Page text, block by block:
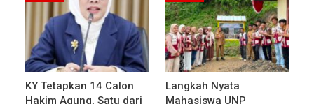
KY Tetapkan 14 Calon
Hakim Agung, Satu dari
Langkah Nyata
Mahasiswa UNP